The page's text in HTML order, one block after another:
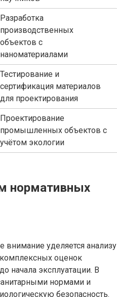
Разработка
производственных
объектов с
наноматериалами
Тестирование и
сертификация материалов
для проектирования
Проектирование
промышленных объектов с
учётом экологии
нормативных
внимание уделяется анализу
оценок
начала эксплуатации. В
нормами и
безопасность.